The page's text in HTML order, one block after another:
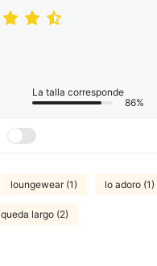
La talla corresponde
86%
loungewear (1) lo adoro (1)
queda largo (2)